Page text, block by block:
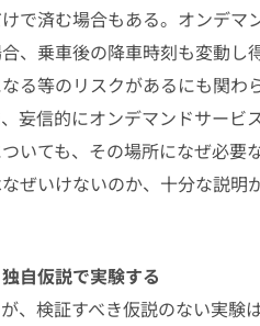
で済む場合もある。オンデ
、乗車後の降車時刻も変動
る等のリスクがあるにも関
妄信的にオンデマンドサービ
いても、その場所になぜ必要
ぜいけないのか、十分な説
自仮説で実験する
、検証すべき仮説のない実験